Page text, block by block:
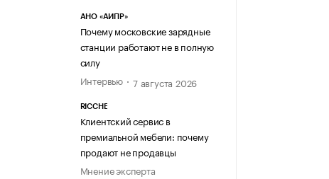
АНО «АИПР»
Почему московские зарядные
станции работают не в полную
силу
Интервью
7 августа 2026
RICCHE
Клиентский сервис в
премиальной мебели: почему
продают не продавцы
Мнение эксперта